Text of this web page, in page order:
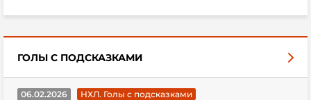
ГОЛЫ С ПОДСКАЗКАМИ
06.02.2026
НХЛ. Голы с подсказками